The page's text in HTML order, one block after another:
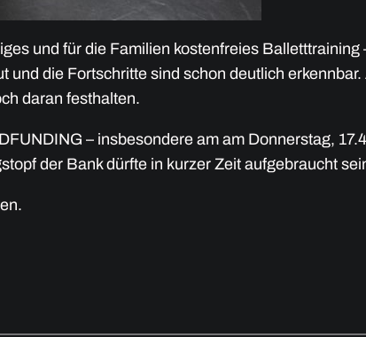
und für die Familien kostenfreies
die Fortschritte sind schon deutlich
daran festhalten.
– insbesondere am am Donnerstag,
der Bank dürfte in kurzer Zeit aufgebraucht